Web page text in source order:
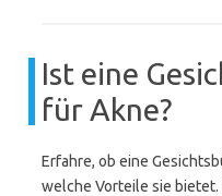
Ist eine
für Akne?
Erfahre, ob eine
welche Vorteile sie